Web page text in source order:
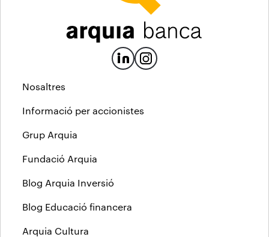
Nosaltres
Informació per accionistes
Grup Arquia
Fundació Arquia
Blog Arquia Inversió
Blog Educació financera
Arquia Cultura